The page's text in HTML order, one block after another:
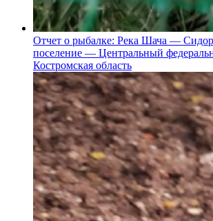
Отчет о рыбалке: Река Шача —
поселение — Центральный
Костромская область